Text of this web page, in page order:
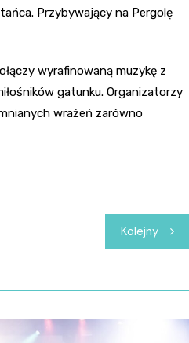
Przybywający na Pergolę
wyrafinowaną muzykę z
gatunku. Organizatorzy
wrażeń zarówno
Kolejny